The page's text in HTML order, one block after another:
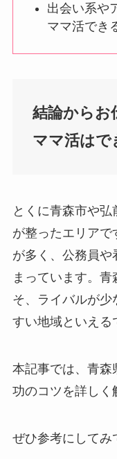
出会い系や
ママ活でき
結論からお
ママ活はで
とくに青森市や
が整ったエリアで
が多く、公務員
まっています。
そ、ライバルが少
すい地域といえる
本記事では、青森
功のコツを詳しく
ぜひ参考にしてみ